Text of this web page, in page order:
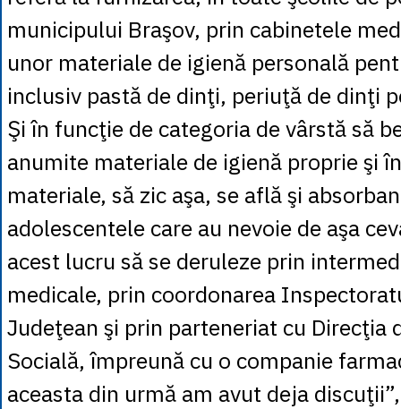
municipului Braşov, prin cabinetele
unor materiale de igienă personală
inclusiv pastă de dinţi, periuţă de dinţi
Şi în funcţie de categoria de vârstă să
anumite materiale de igienă proprie şi
materiale, să zic aşa, se află şi
adolescentele care au nevoie de aşa
acest lucru să se deruleze prin
medicale, prin coordonarea
Judeţean şi prin parteneriat cu Direcţia
Socială, împreună cu o companie
aceasta din urmă am avut deja